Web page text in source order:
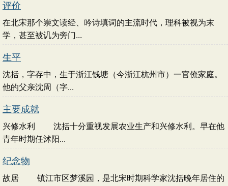
评价
在北宋那个崇文读经、吟诗填词的主流时代，理科被视为末
学，甚至被讥为旁门...
生平
沈括，字存中，生于浙江钱塘（今浙江杭州市）一官僚家庭。
他的父亲沈周（字...
主要成就
兴修水利 沈括十分重视发展农业生产和兴修水利。早在他
青年时期任沭阳...
纪念物
故居 镇江市区梦溪园，是北宋时期科学家沈括晚年居住的